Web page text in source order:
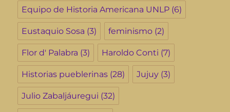
Equipo de Historia Americana UNLP (6)
Eustaquio Sosa (3) feminismo (2)
Flor d' Palabra (3) Haroldo Conti (7)
Historias pueblerinas (28) Jujuy (3)
Julio Zabaljáuregui (32)